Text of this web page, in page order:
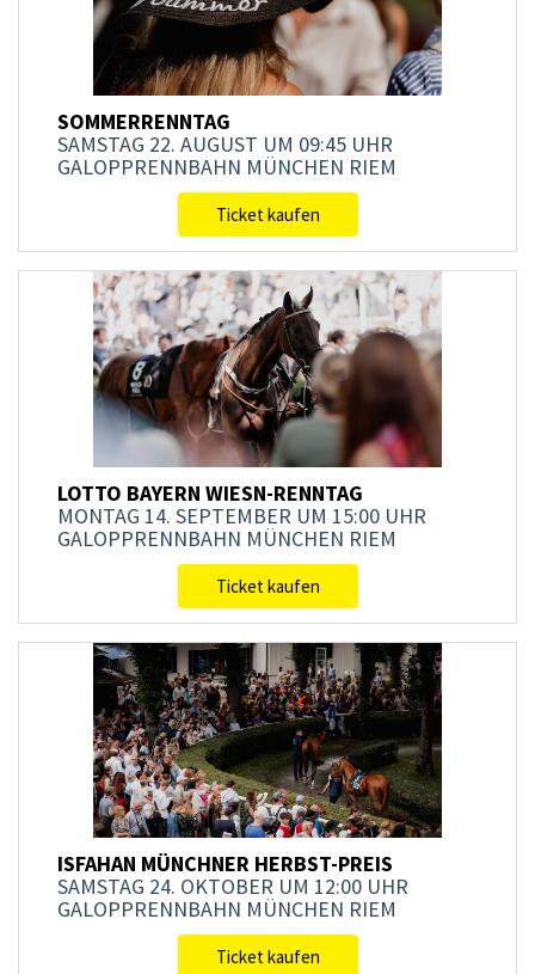
SOMMERRENNTAG
SAMSTAG 22. AUGUST UM 09:45 UHR
GALOPPRENNBAHN MÜNCHEN RIEM
Ticket kaufen
LOTTO BAYERN WIESN-RENNTAG
MONTAG 14. SEPTEMBER UM 15:00 UHR
GALOPPRENNBAHN MÜNCHEN RIEM
Ticket kaufen
ISFAHAN MÜNCHNER HERBST-PREIS
SAMSTAG 24. OKTOBER UM 12:00 UHR
GALOPPRENNBAHN MÜNCHEN RIEM
Ticket kaufen